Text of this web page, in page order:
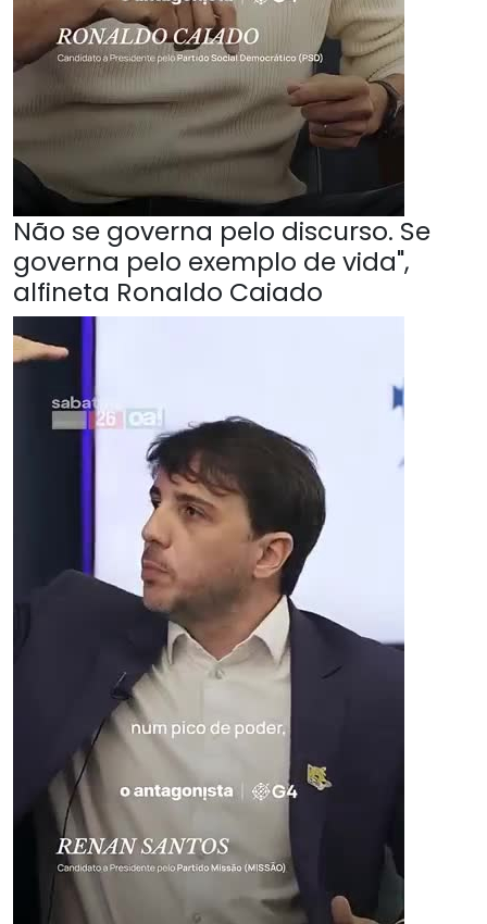
Não se governa pelo discurso. Se
governa pelo exemplo de vida",
alfineta Ronaldo Caiado